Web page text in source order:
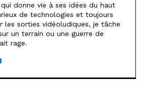
donne vie à ses idées du haut
de technologies et toujours
les sorties vidéoludiques, je tâche
un terrain ou une guerre de
rage.